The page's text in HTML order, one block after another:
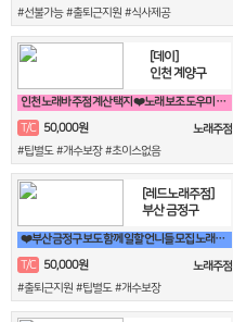
#선불가능 #출퇴근지원 #식사제공
[데이]
인천 계양구
인천 노래바 주점 계산 택지 ❤️노래 보조 도우미 구합니다❤️
T/C
50,000원
노래주점
#팁별도 #개수보장 #초이스없음
[레드노래주점]
부산 금정구
❤️부산 금정구 보도 함께 일할 언니들 모집 노래방알바❤️
T/C
50,000원
노래주점
#출퇴근지원 #팁별도 #개수보장